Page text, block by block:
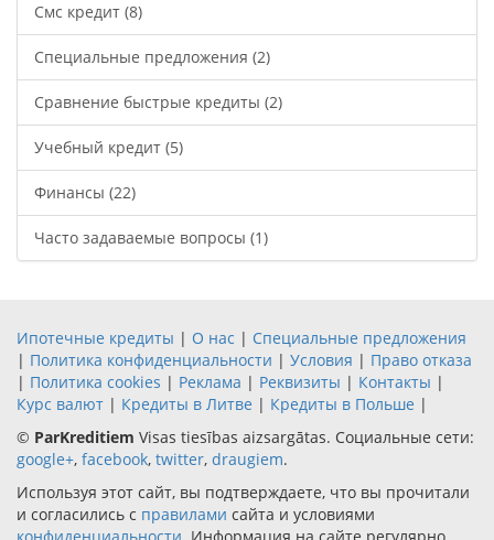
Смс кредит (8)
Специальные предложения (2)
Сравнение быстрые кредиты (2)
Учебный кредит (5)
Финансы (22)
Часто задаваемые вопросы (1)
Ипотечные кредиты | О нас | Специальные предложения
| Политика конфиденциальности | Условия | Право отказа
| Политика cookies | Реклама | Реквизиты | Контакты |
Курс валют | Кредиты в Литве | Кредиты в Польше |
© ParKreditiem Visas tiesības aizsargātas. Социальные сети:
google+, facebook, twitter, draugiem.
Используя этот сайт, вы подтверждаете, что вы прочитали
и согласились с правилами сайта и условиями